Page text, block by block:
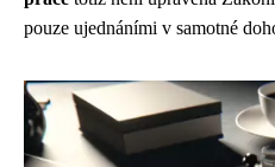
pouze ujednáními v samotné